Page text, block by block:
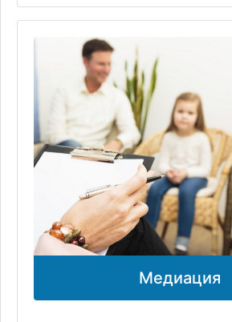
Медиация